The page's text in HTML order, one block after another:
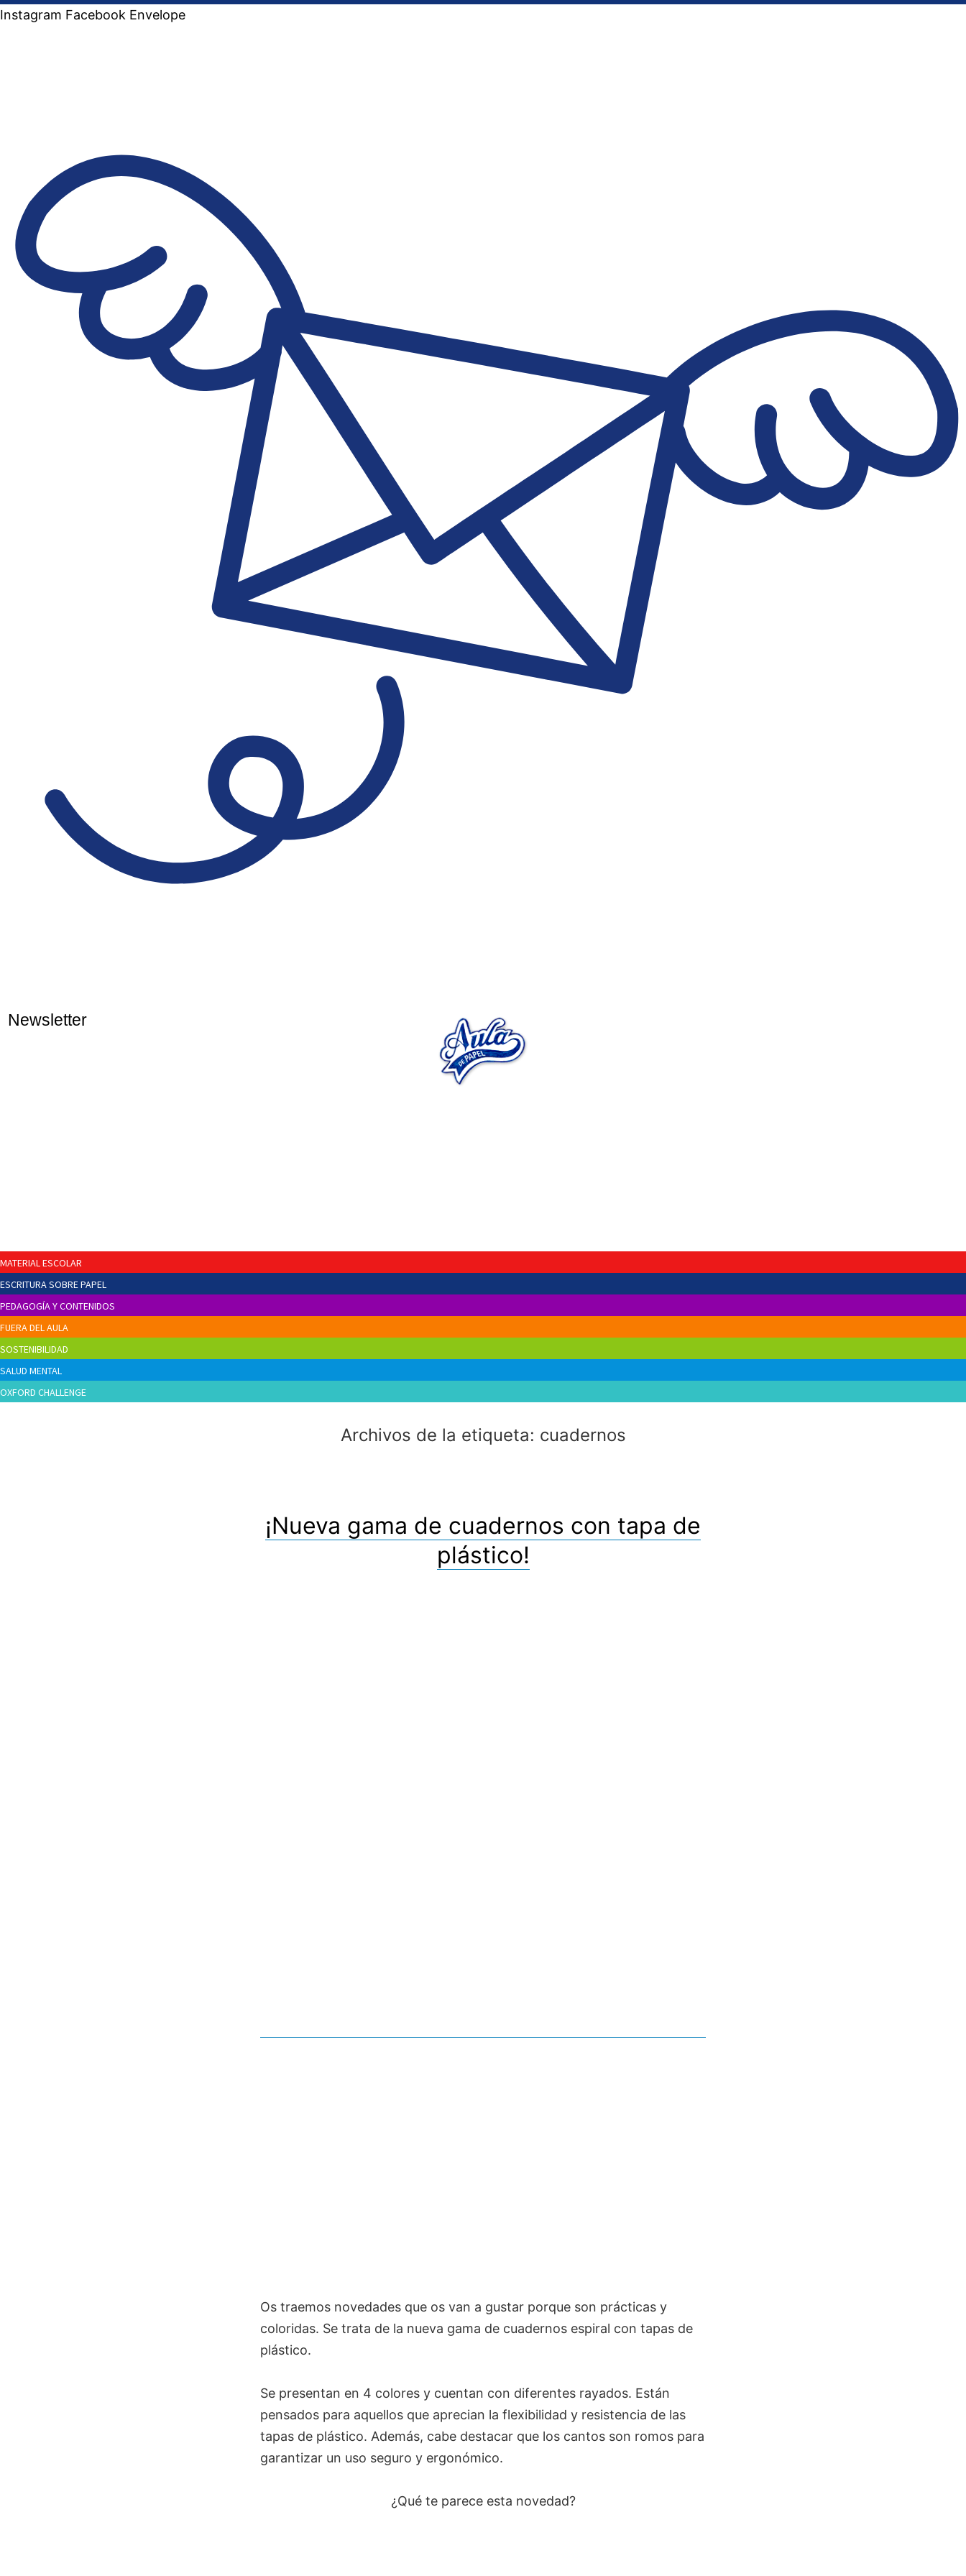
Instagram Facebook Envelope
Newsletter
MATERIAL ESCOLAR
ESCRITURA SOBRE PAPEL
PEDAGOGÍA Y CONTENIDOS
FUERA DEL AULA
SOSTENIBILIDAD
SALUD MENTAL
OXFORD CHALLENGE
Archivos de la etiqueta: cuadernos
¡Nueva gama de cuadernos con tapa de
plástico!
Os traemos novedades que os van a gustar porque son prácticas y
coloridas. Se trata de la nueva gama de cuadernos espiral con tapas de
plástico.
Se presentan en 4 colores y cuentan con diferentes rayados. Están
pensados para aquellos que aprecian la flexibilidad y resistencia de las
tapas de plástico. Además, cabe destacar que los cantos son romos para
garantizar un uso seguro y ergonómico.
¿Qué te parece esta novedad?